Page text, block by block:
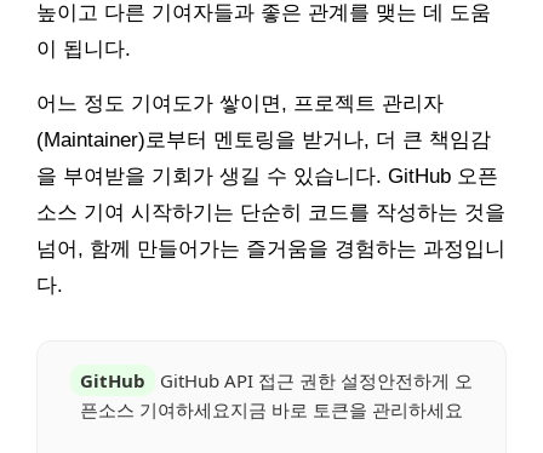
높이고 다른 기여자들과 좋은 관계를 맺는 데 도움
이 됩니다.
어느 정도 기여도가 쌓이면, 프로젝트 관리자
(Maintainer)로부터 멘토링을 받거나, 더 큰 책임감
을 부여받을 기회가 생길 수 있습니다. GitHub 오픈
소스 기여 시작하기는 단순히 코드를 작성하는 것을
넘어, 함께 만들어가는 즐거움을 경험하는 과정입니
다.
GitHub
GitHub API 접근 권한 설정안전하게 오
픈소스 기여하세요지금 바로 토큰을 관리하세요